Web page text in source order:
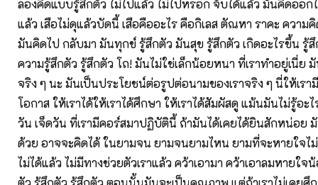
ลองคิดแบบรู้สึกตัว ไม่ไปแล้ว ไม่ไปหรอก จับได้แล้ว มันคิดออก
แล้ว เสือไม่ดุแล้วบัดนี้ เสือคืออะไร คือกิเลส ตัณหา ราคะ ความ
มันคิดไป กลับมา มันทุกข์ รู้สึกตัว มันสุข รู้สึกตัว เกิดอะไรขึ้น รู้สึ
ความรู้สึกตัว รู้สึกตัว โถ! มันไม่ใช่เล็กน้อยหนา ที่เราทำอยู่เนี่ย
จริง ๆ นะ มันเป็นประโยชน์ต่อรูปต่อนามของเราจริง ๆ นี่ให้เรา
โอกาส ให้เราได้ให้เราได้ศึกษา ให้เราได้สัมผัสดู แม้นมันไม่รู้อะ
วัน เจ็ดวัน ที่เรามีคอร์สมาปฏิบัตินี้ ถ้ามันได้เคยได้ยินสักหน่อย
ด้วย อาจจะคิดได้ ในยามจน ยามจนยามไหน ยามที่จะหายใจไ
ไม่ได้แล้ว ไม่มีทางช่วยตัวเราแล้ว คว้าเอามา คว้าเอาลมหายใจ